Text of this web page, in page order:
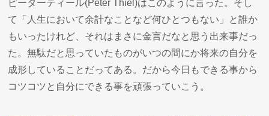
ピーターティール(Peter Thiel)はこのように言った。そし
て「人生において余計なことなど何ひとつもない」と誰か
もいったけれど、それはまさに金言だなと思う出来事だっ
た。無駄だと思っていたものがいつの間にか将来の自分を
成形していることだってある。だから今日もできる事から
コツコツと自分にできる事を頑張っていこう。